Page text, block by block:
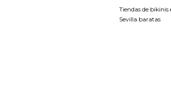
Tiendas de bikinis
Sevilla baratas